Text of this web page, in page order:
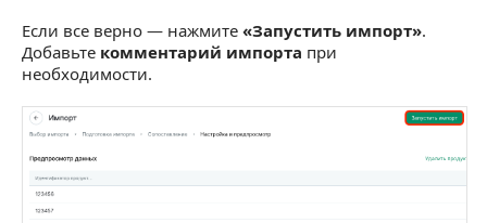
Если все верно — нажмите «Запустить импорт».
Добавьте комментарий импорта при
необходимости.